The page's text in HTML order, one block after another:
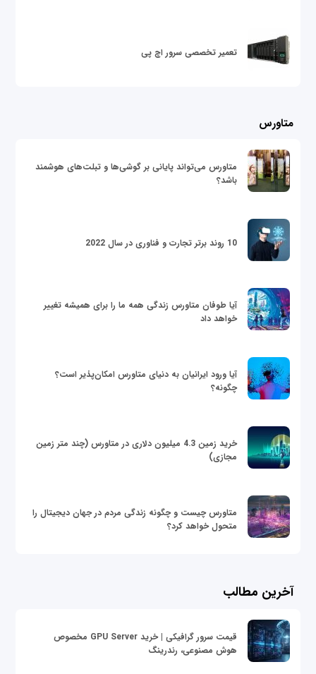
تعمیر تخصصی سرور اچ پی
متاورس
متاورس می‌تواند پایانی بر گوشی‌ها و تبلت‌های هوشمند
باشد؟
10 روند برتر تجارت و فناوری در سال 2022
آیا طوفان متاورس زندگی همه ما را برای همیشه تغییر
خواهد داد
آیا ورود ایرانیان به دنیای متاورس امکان‌پذیر است؟
چگونه؟
خرید زمین 4.3 میلیون دلاری در متاورس (چند متر زمین
مجازی)
متاورس چیست و چگونه زندگی مردم در جهان دیجیتال را
متحول خواهد کرد؟
آخرین مطالب
قیمت سرور گرافیکی | خرید GPU Server مخصوص
هوش مصنوعی، رندرینگ